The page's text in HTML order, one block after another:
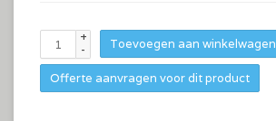
+
-
Toevoegen aan winkelwagen
Offerte aanvragen voor dit product